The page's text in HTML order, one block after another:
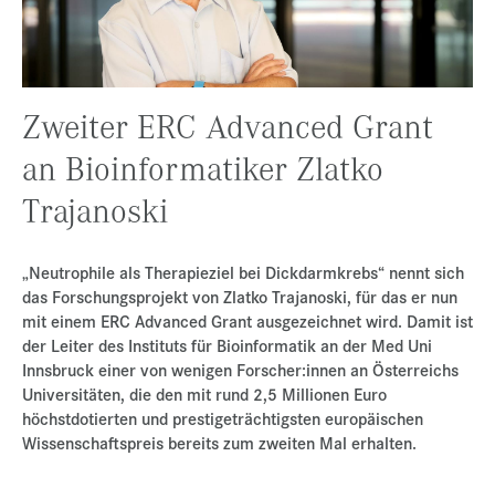
Presse
Kontakt
Datenschutz
de |
Zweiter ERC Advanced Grant
an Bioinformatiker Zlatko
Trajanoski
„Neutrophile als Therapieziel bei Dickdarmkrebs“ nennt sich
das Forschungsprojekt von Zlatko Trajanoski, für das er nun
mit einem ERC Advanced Grant ausgezeichnet wird. Damit ist
der Leiter des Instituts für Bioinformatik an der Med Uni
Innsbruck einer von wenigen Forscher:innen an Österreichs
Universitäten, die den mit rund 2,5 Millionen Euro
höchstdotierten und prestigeträchtigsten europäischen
Wissenschaftspreis bereits zum zweiten Mal erhalten.